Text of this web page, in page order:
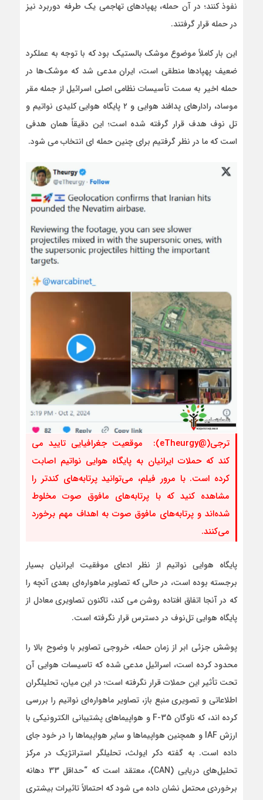
نفوذ کنند؛ در آن حمله، پهپادهای تهاجمی یک طرفه دوربرد نیز
در حمله قرار گرفتند.
این بار کاملاً موضوع موشک بالستیک بود که با توجه به عملکرد
ضعیف پهپادها منطقی است، ایران مدعی شد که موشک‌ها در
حمله اخیر به سمت تأسیسات نظامی اصلی اسرائیل از جمله مقر
موساد، رادارهای پدافند هوایی و ۲ پایگاه هوایی کلیدی نواتیم و
تل نوف هدف قرار گرفته‌ شده است؛ این دقیقاً همان هدفی
است که ما در نظر گرفتیم برای چنین حمله ای انتخاب می شود.
ترجی(@eTheurgy): موقعیت جغرافیایی تایید می
کند که حملات ایرانیان به پایگاه هوایی نواتیم اصابت
کرده است. با مرور فیلم، می‌توانید پرتابه‌های کندتر را
مشاهده کنید که با پرتابه‌های مافوق صوت مخلوط
شده‌اند و پرتابه‌های مافوق صوت به اهداف مهم برخورد
می‌کنند.
پایگاه هوایی نواتیم از نظر ادعای موفقیت ایرانیان بسیار
برجسته بوده است، در حالی که تصاویر ماهواره‌ای بعدی آنچه را
که در آنجا اتفاق افتاده روشن می کند، تاکنون تصاویری معادل از
پایگاه هوایی تل‌نوف در دسترس قرار نگرفته است.
پوشش جزئی ابر از زمان حمله، خروجی تصاویر با وضوح بالا را
محدود کرده است، اسرائیل مدعی شده که تاسیسات هوایی آن
تحت تأثیر این حملات قرار نگرفته است؛ در این میان، تحلیلگران
اطلاعاتی و تصویری منبع باز، تصاویر ماهواره‌ای نواتیم را بررسی
کرده اند، که ناوگان F-35 و هواپیماهای پشتیبانی الکترونیکی با
ارزش IAF و همچنین هواپیماها و سایر هواپیماها را در خود جای
داده است. به گفته دکر ایولث، تحلیلگر استراتژیک در مرکز
تحلیل‌های دریایی (CAN)، معتقد است که “حداقل 33 دهانه
برخوردی محتمل نشان داده می شود که احتمالاً تاثیرات بیشتری